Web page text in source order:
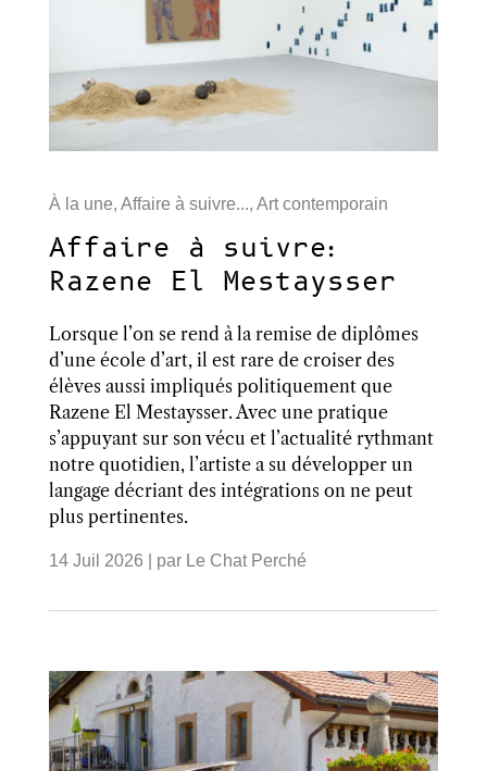
À la une, Affaire à suivre..., Art contemporain
Affaire à suivre:
Razene El Mestaysser
Lorsque l’on se rend à la remise de diplômes
d’une école d’art, il est rare de croiser des
élèves aussi impliqués politiquement que
Razene El Mestaysser. Avec une pratique
s’appuyant sur son vécu et l’actualité rythmant
notre quotidien, l’artiste a su développer un
langage décriant des intégrations on ne peut
plus pertinentes.
14 Juil 2026 | par Le Chat Perché